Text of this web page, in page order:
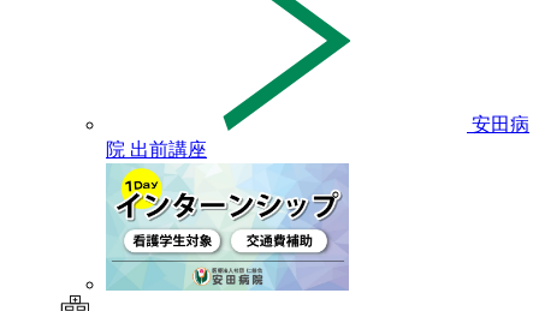
安田病
院 出前講座